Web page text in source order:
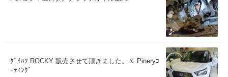
ﾀﾞｲﾊﾂ ROCKY 販売させて頂きました。＆ Pineryｺ
ｰﾃｨﾝｸﾞ